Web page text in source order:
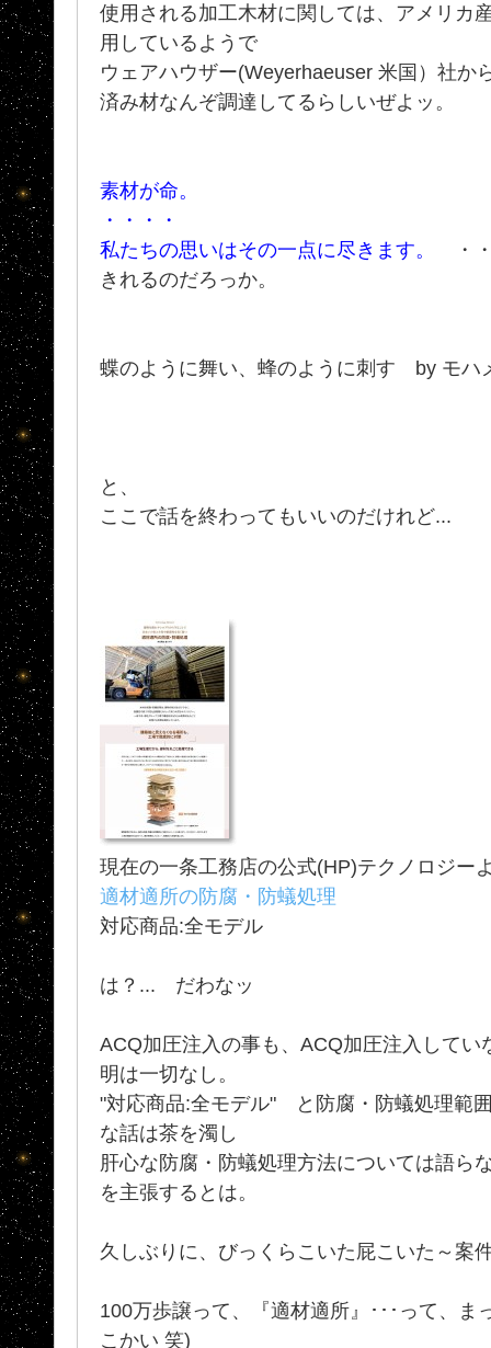
使用される加工木材に関しては、アメリカ
用しているようで
ウェアハウザー(Weyerhaeuser 米国）社か
済み材なんぞ調達してるらしいぜよッ。
素材が命。
・・・・
私たちの思いはその一点に尽きます。
・
きれるのだろっか。
蝶のように舞い、蜂のように刺す by モハ
と、
ここで話を終わってもいいのだけれど...
現在の一条工務店の公式(HP)テクノロジー
適材適所の防腐・防蟻処理
対応商品:全モデル
は？... だわなッ
ACQ加圧注入の事も、ACQ加圧注入して
明は一切なし。
"対応商品:全モデル" と防腐・防蟻処理範
な話は茶を濁し
肝心な防腐・防蟻処理方法については語ら
を主張するとは。
久しぶりに、びっくらこいた屁こいた～案
100万歩譲って、『適材適所』･･･って、ま
こかい 笑)